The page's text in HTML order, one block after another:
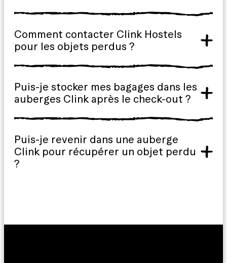
Comment contacter Clink Hostels
pour les objets perdus ?
Puis-je stocker mes bagages dans les
auberges Clink après le check-out ?
Puis-je revenir dans une auberge
Clink pour récupérer un objet perdu
?